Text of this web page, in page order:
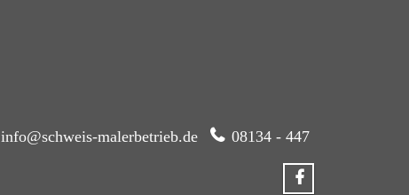
info@schweis-malerbetrieb.de 08134 - 447